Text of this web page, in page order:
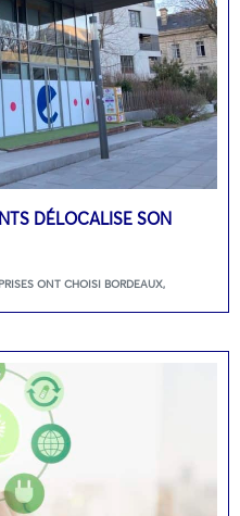
DÉLOCALISE SON
ONT CHOISI BORDEAUX,